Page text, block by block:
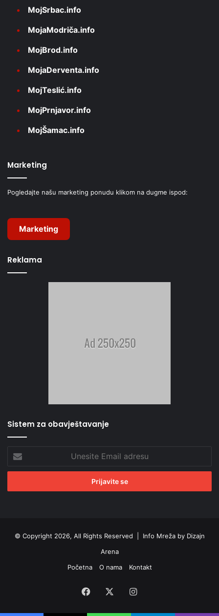
MojSrbac.info
MojaModriča.info
MojBrod.info
MojaDerventa.info
MojTeslić.info
MojPrnjavor.info
MojŠamac.info
Marketing
Pogledajte našu marketing ponudu klikom na dugme ispod:
Marketing
Reklama
Sistem za obavještavanje
Email
adresu
© Copyright 2026, All Rights Reserved | Info Mreža by Dizajn
Arena
Početna
O nama Kontakt
Facebook Instagram